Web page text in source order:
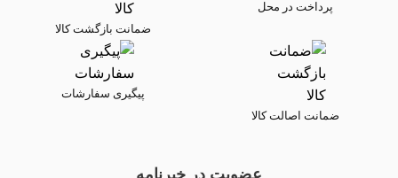
پرداخت در محل
ضمانت بازگشت کالا
ضمانت اصالت کالا
پیگیری سفارشات